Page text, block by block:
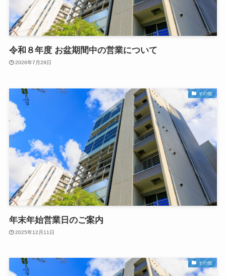
令和８年度 お盆期間中の営業について
2026年7月29日
その他
年末年始営業日のご案内
2025年12月11日
その他